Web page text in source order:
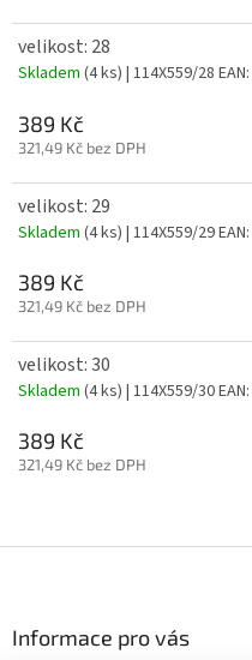
velikost: 28
Skladem (4 ks) | 114X559/28 EAN:
389 Kč
321,49 Kč bez DPH
velikost: 29
Skladem (4 ks) | 114X559/29EAN:
389 Kč
321,49 Kč bez DPH
velikost: 30
Skladem (4 ks) | 114X559/30EAN:
389 Kč
321,49 Kč bez DPH
Informace pro vás